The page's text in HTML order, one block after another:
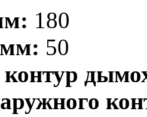
180
50